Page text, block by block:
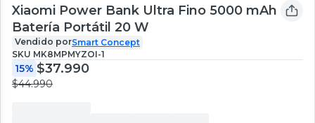
Xiaomi Power Bank Ultra Fino 5000 mAh
Batería Portátil 20 W
Vendido porSmart Concept
SKU MK8MPMYZOI-1
15% $37.990
$44.990